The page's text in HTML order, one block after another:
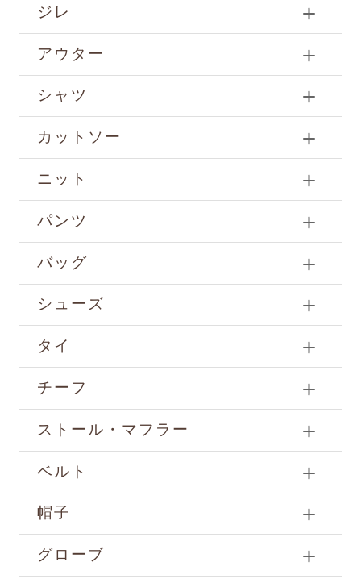
ジレ
アウター
シャツ
カットソー
ニット
パンツ
バッグ
シューズ
タイ
チーフ
ストール・マフラー
ベルト
帽子
グローブ